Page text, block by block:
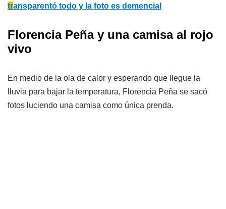
transparentó todo y la foto es demencial
Florencia Peña y una camisa al rojo
vivo
En medio de la ola de calor y esperando que llegue la
lluvia para bajar la temperatura, Florencia Peña se sacó
fotos luciendo una camisa como única prenda.